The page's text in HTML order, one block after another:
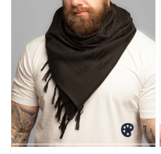
1